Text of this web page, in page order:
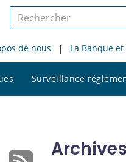
Rechercher
le
site
de nous La Banque et
Surveillance
Archives